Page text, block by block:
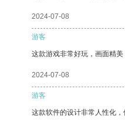
2024-07-08
游客
这款游戏非常好玩，画面精
2024-07-08
游客
这款软件的设计非常人性化，